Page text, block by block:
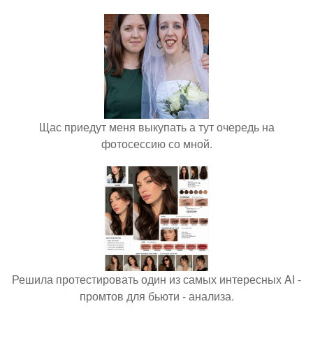
Щас приедут меня выкупать а тут очередь на
фотосессию со мной.
Решила протестировать один из самых интересных AI -
промтов для бьюти - анализа.